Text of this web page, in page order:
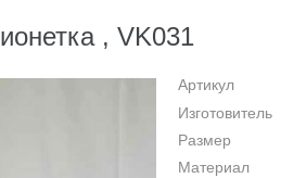
, VK031
Артикул
Изготовитель
Размер
Материал